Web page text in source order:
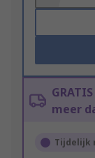
meer
Tijdelijk